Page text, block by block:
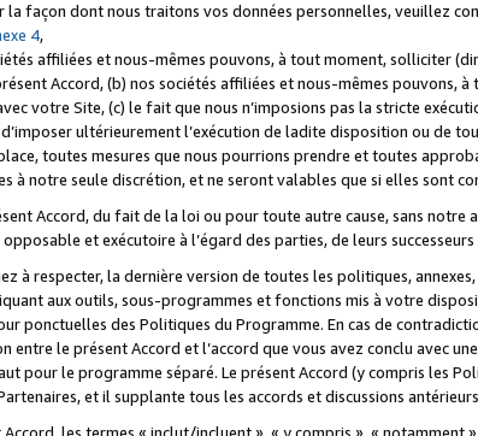
façon dont nous traitons vos données personnelles, veuillez
4,
affiliées et nous-mêmes pouvons, à tout moment, solliciter
Accord, (b) nos sociétés affiliées et nous-mêmes pouvons,
votre Site, (c) le fait que nous n’imposions pas la stricte
ultérieurement l’exécution de ladite disposition ou de
toutes mesures que nous pourrions prendre et toutes
à notre seule discrétion, et ne seront valables que si elles sont
Accord, du fait de la loi ou pour toute autre cause, sans notre
et exécutoire à l’égard des parties, de leurs
à respecter, la dernière version de toutes les politiques,
aux outils, sous-programmes et fonctions mis à votre
ponctuelles des Politiques du Programme. En cas de
entre le présent Accord et l’accord que vous avez conclu avec
pour le programme séparé. Le présent Accord (y compris les
et il supplante tous les accords et discussions